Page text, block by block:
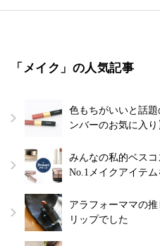
「メイク」の人気記事
色もちがいいと話
ンバーのお気に入り
みんなの私的ベス
No.1メイクアイテ
アラフォーママの
リップでした